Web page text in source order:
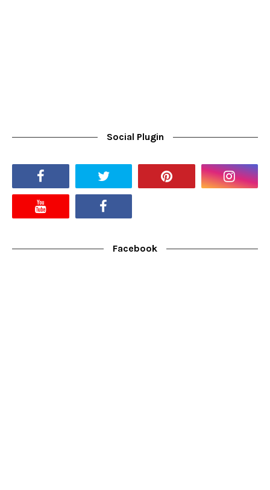
Social Plugin
Facebook